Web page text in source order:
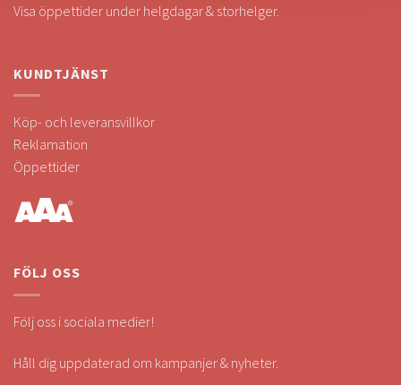
Visa öppettider under helgdagar & storhelger.
KUNDTJÄNST
Köp- och leveransvillkor
Reklamation
Öppettider
FÖLJ OSS
Följ oss i sociala medier!
Håll dig uppdaterad om kampanjer & nyheter.